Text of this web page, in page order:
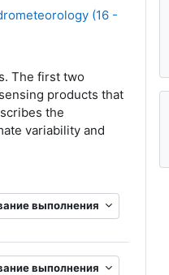
(16 -
The first two
products that
the
variability and
выполнения
выполнения